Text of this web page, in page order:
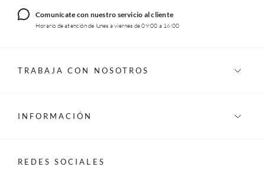
Comunícate con nuestro servicio al cliente
Horario de atención de lunes a viernes de 09:00 a 16:00
TRABAJA CON NOSOTROS
INFORMACIÓN
REDES SOCIALES